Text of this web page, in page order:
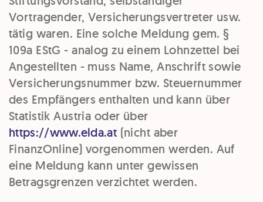
Vortragender, Versicherungsvertreter usw.
tätig waren. Eine solche Meldung gem. §
109a EStG - analog zu einem Lohnzettel bei
Angestellten - muss Name, Anschrift sowie
Versicherungsnummer bzw. Steuernummer
des Empfängers enthalten und kann über
Statistik Austria oder über
https://www.elda.at (nicht aber
FinanzOnline) vorgenommen werden. Auf
eine Meldung kann unter gewissen
Betragsgrenzen verzichtet werden.